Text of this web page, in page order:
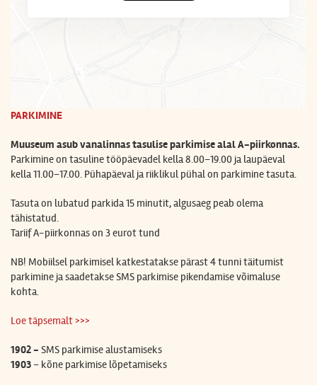
PARKIMINE
Muuseum asub vanalinnas tasulise parkimise alal A-piirkonnas.
Parkimine on tasulinetööpäevadel kella 8.00–19.00 ja laupäeval
kella 11.00–17.00. Pühapäeval ja riiklikul pühal on parkimine tasuta.
Tasuta on lubatud parkida 15 minutit, algusaeg peab olema
tähistatud.
Tariif A-piirkonnas on 3 eurot tund
NB! Mobiilsel parkimisel katkestatakse pärast 4 tunni täitumist
parkimine ja saadetakse SMS parkimise pikendamise võimaluse
kohta.
Loe täpsemalt >>>
1902 - SMS parkimise alustamiseks
1903 – kõne parkimise lõpetamiseks